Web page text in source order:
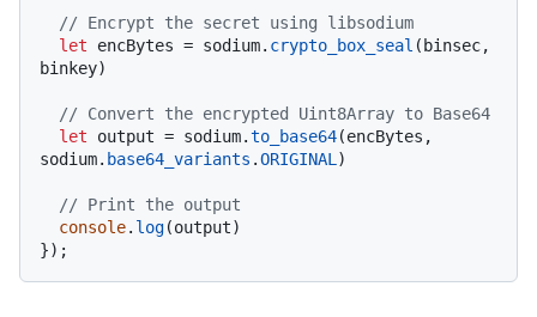
// Encrypt the secret using libsodium
let encBytes = sodium. crypto_box_seal (binsec,
binkey)
// Convert the encrypted Uint8Array to Base64
let output = sodium.to_base64(encBytes,
sodium. base64_variants .ORIGINAL)
// Print the output
console. log(output)